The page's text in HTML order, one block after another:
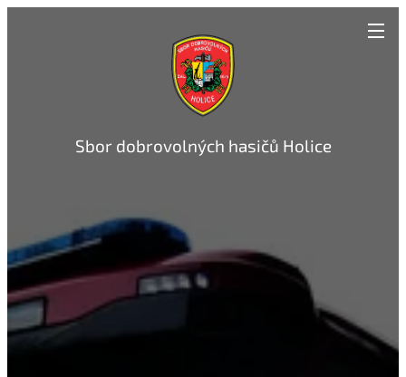
Sbor dobrovolných hasičů Holice